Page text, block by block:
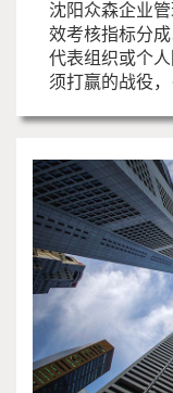
沈阳众森企业
效考核指标分
代表组织或个
须打赢的战役，